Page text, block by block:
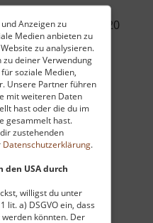
Anzeigen zu
Medien anbieten zu
zu analysieren.
deiner Verwendung
soziale Medien,
Unsere Partner führen
mit weiteren Daten
hast oder die du im
gesammelt hast.
zustehenden
Datenschutzerklärung.
USA durch
willigst du unter
lit. a) DSGVO ein, dass
könnten. Der
Grundform, ist 20
über NN. Um
über
König-
Johann-
Turm